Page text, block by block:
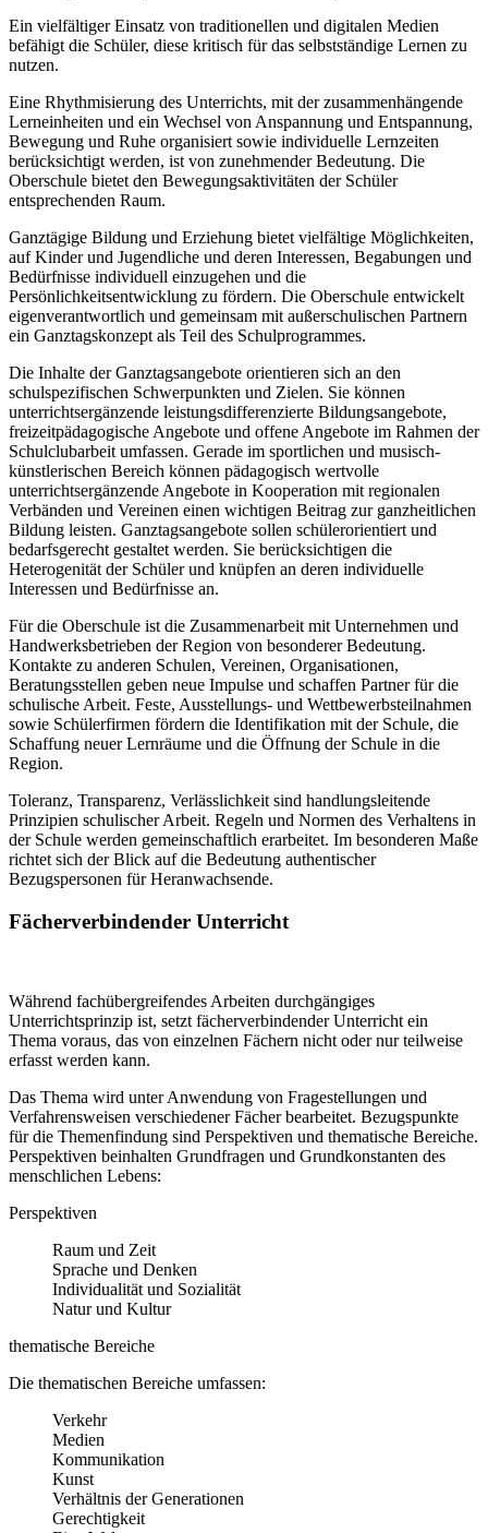
Ein vielfältiger Einsatz von traditionellen und digitalen Medien
befähigt die Schüler, diese kritisch für das selbstständige Lernen zu
nutzen.
Eine Rhythmisierung des Unterrichts, mit der zusammenhängende
Lerneinheiten und ein Wechsel von Anspannung und Entspannung,
Bewegung und Ruhe organisiert sowie individuelle Lernzeiten
berücksichtigt werden, ist von zunehmender Bedeutung. Die
Oberschule bietet den Bewegungsaktivitäten der Schüler
entsprechenden Raum.
Ganztägige Bildung und Erziehung bietet vielfältige Möglichkeiten,
auf Kinder und Jugendliche und deren Interessen, Begabungen und
Bedürfnisse individuell einzugehen und die
Persönlichkeitsentwicklung zu fördern. Die Oberschule entwickelt
eigenverantwortlich und gemeinsam mit außerschulischen Partnern
ein Ganztagskonzept als Teil des Schulprogrammes.
Die Inhalte der Ganztagsangebote orientieren sich an den
schulspezifischen Schwerpunkten und Zielen. Sie können
unterrichtsergänzende leistungsdifferenzierte Bildungsangebote,
freizeitpädagogische Angebote und offene Angebote im Rahmen der
Schulclubarbeit umfassen. Gerade im sportlichen und musisch-
künstlerischen Bereich können pädagogisch wertvolle
unterrichtsergänzende Angebote in Kooperation mit regionalen
Verbänden und Vereinen einen wichtigen Beitrag zur ganzheitlichen
Bildung leisten. Ganztagsangebote sollen schülerorientiert und
bedarfsgerecht gestaltet werden. Sie berücksichtigen die
Heterogenität der Schüler und knüpfen an deren individuelle
Interessen und Bedürfnisse an.
Für die Oberschule ist die Zusammenarbeit mit Unternehmen und
Handwerksbetrieben der Region von besonderer Bedeutung.
Kontakte zu anderen Schulen, Vereinen, Organisationen,
Beratungsstellen geben neue Impulse und schaffen Partner für die
schulische Arbeit. Feste, Ausstellungs- und Wettbewerbsteilnahmen
sowie Schülerfirmen fördern die Identifikation mit der Schule, die
Schaffung neuer Lernräume und die Öffnung der Schule in die
Region.
Toleranz, Transparenz, Verlässlichkeit sind handlungsleitende
Prinzipien schulischer Arbeit. Regeln und Normen des Verhaltens in
der Schule werden gemeinschaftlich erarbeitet. Im besonderen Maße
richtet sich der Blick auf die Bedeutung authentischer
Bezugspersonen für Heranwachsende.
Fächerverbindender Unterricht
Während fachübergreifendes Arbeiten durchgängiges
Unterrichtsprinzip ist, setzt fächerverbindender Unterricht ein
Thema voraus, das von einzelnen Fächern nicht oder nur teilweise
erfasst werden kann.
Das Thema wird unter Anwendung von Fragestellungen und
Verfahrensweisen verschiedener Fächer bearbeitet. Bezugspunkte
für die Themenfindung sind Perspektiven und thematische Bereiche.
Perspektiven beinhalten Grundfragen und Grundkonstanten des
menschlichen Lebens:
Perspektiven
Raum und Zeit
Sprache und Denken
Individualität und Sozialität
Natur und Kultur
thematische Bereiche
Die thematischen Bereiche umfassen:
Verkehr
Medien
Kommunikation
Kunst
Verhältnis der Generationen
Gerechtigkeit